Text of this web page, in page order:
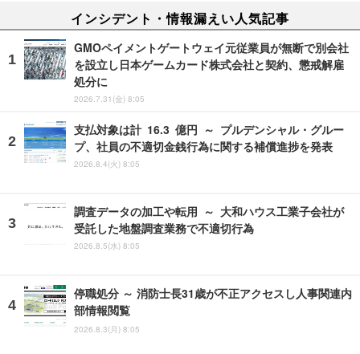
インシデント・情報漏えい人気記事
GMOペイメントゲートウェイ元従業員が無断で別会社
を設立し日本ゲームカード株式会社と契約、懲戒解雇
処分に
2026.7.31(金) 8:05
支払対象は計 16.3 億円 ～ プルデンシャル・グルー
プ、社員の不適切金銭行為に関する補償進捗を発表
2026.8.4(火) 8:05
調査データの加工や転用 ～ 大和ハウス工業子会社が
受託した地盤調査業務で不適切行為
2026.8.5(水) 8:05
停職処分 ～ 消防士長31歳が不正アクセスし人事関連内
部情報閲覧
2026.8.3(月) 8:05